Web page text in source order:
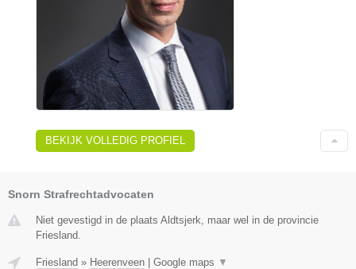
BEKIJK VOLLEDIG PROFIEL
Snorn Strafrechtadvocaten
Niet gevestigd in de plaats Aldtsjerk, maar wel in de provincie
Friesland.
Friesland » Heerenveen Google maps ▼